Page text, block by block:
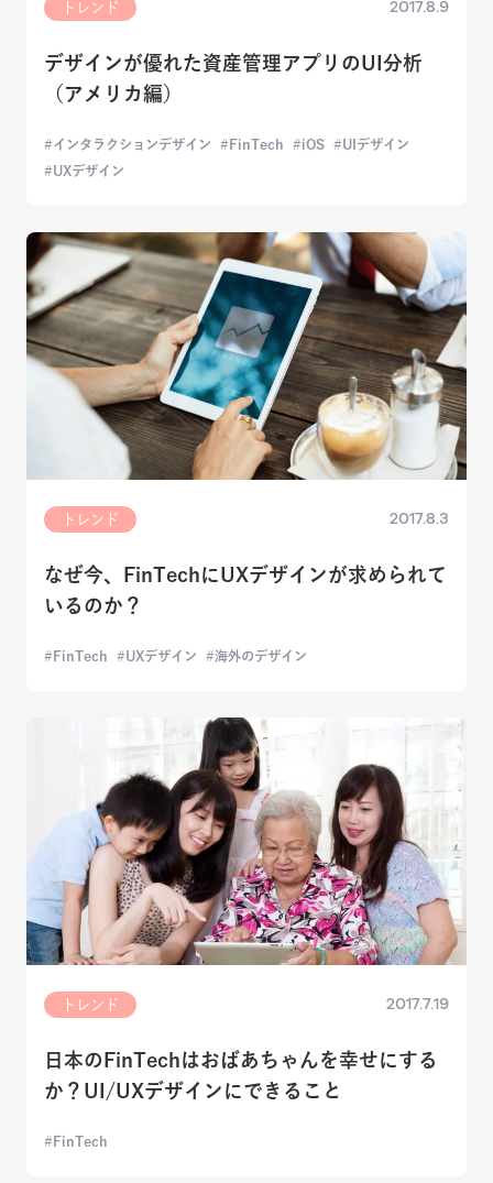
トレンド 2017.8.9
デザインが優れた資産管理アプリのUI分析
（アメリカ編）
インタラクションデザイン FinTech iOS
UIデザイン
UXデザイン
トレンド 2017.8.3
なぜ今、FinTechにUXデザインが求められて
いるのか？
FinTech UXデザイン 海外のデザイン
トレンド 2017.7.19
日本のFinTechはおばあちゃんを幸せにする
か？UI/UXデザインにできること
FinTech